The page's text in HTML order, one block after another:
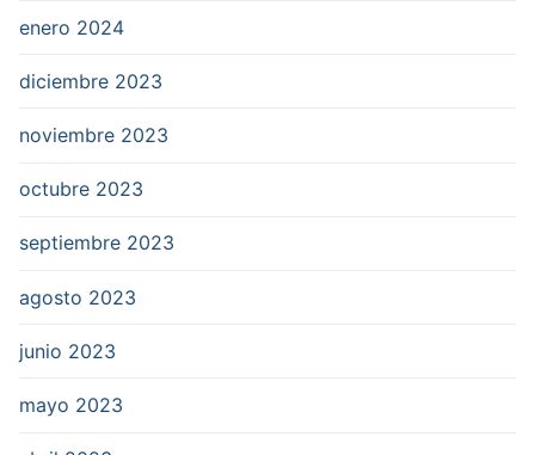
enero 2024
diciembre 2023
noviembre 2023
octubre 2023
septiembre 2023
agosto 2023
junio 2023
mayo 2023